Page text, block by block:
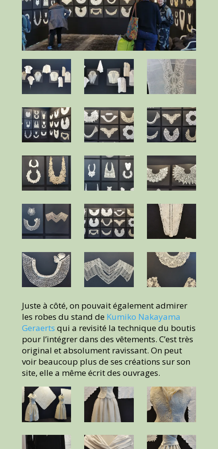
Juste à côté, on pouvait également admirer
les robes du stand de Kumiko Nakayama
Geraerts qui a revisité la technique du boutis
pour l’intégrer dans des vêtements. C’est très
original et absolument ravissant. On peut
voir beaucoup plus de ses créations sur son
site, elle a même écrit des ouvrages.